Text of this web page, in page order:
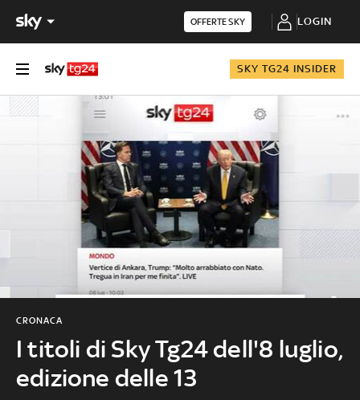
OFFERTE SKY LOGIN
SKY TG24 INSIDER
I titoli di Sky Tg24 dell'8 luglio,
edizione delle 13
CRONACA